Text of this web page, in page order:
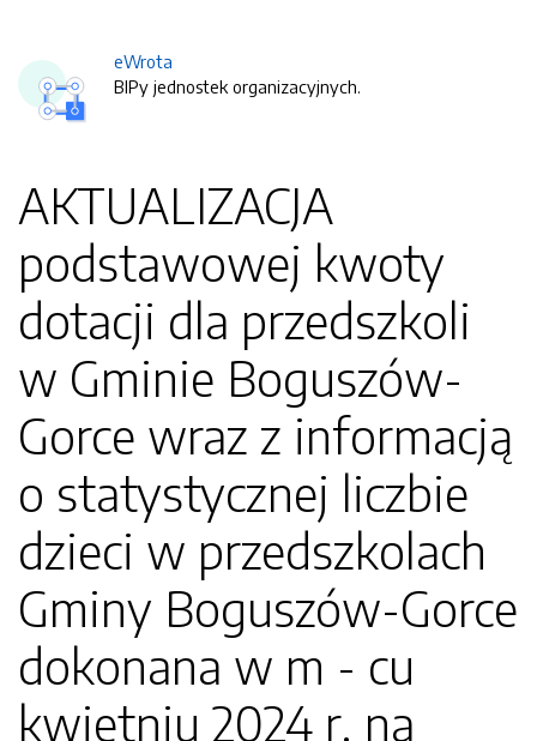
eWrota
BIPy jednostek organizacyjnych.
AKTUALIZACJA
podstawowej kwoty
dotacji dla przedszkoli
w Gminie Boguszów-
Gorce wraz z informacją
o statystycznej liczbie
dzieci w przedszkolach
Gminy Boguszów-Gorce
dokonana w m - cu
kwietniu 2024 r. na